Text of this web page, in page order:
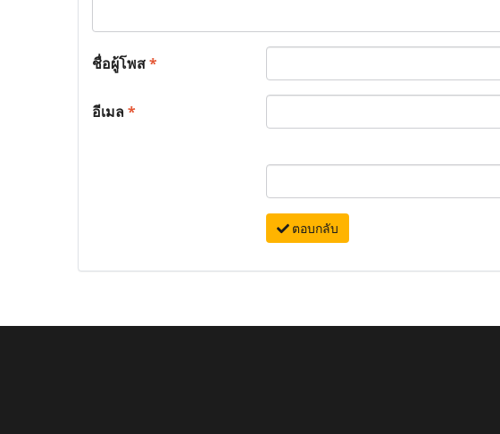
ชื่อผู้โพส*
อีเมล*
ตอบกลับ